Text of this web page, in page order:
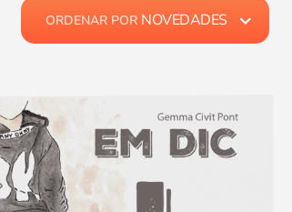
ORDENAR POR NOVEDADES